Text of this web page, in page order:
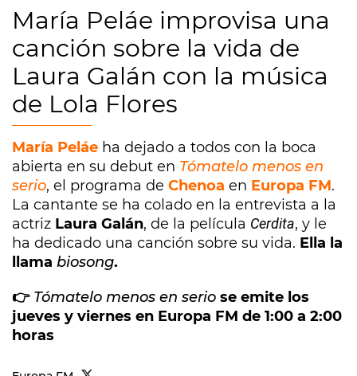
María Peláe improvisa una
canción sobre la vida de
Laura Galán con la música
de Lola Flores
María Peláe ha dejado a todos con la boca
abierta en su debut en Tómatelo menos en
serio, el programa de Chenoa en Europa FM.
La cantante se ha colado en la entrevista a la
actriz Laura Galán, de la película Cerdita, y le
ha dedicado una canción sobre su vida. Ella la
llama biosong.
👉 Tómatelo menos en serio se emite los
jueves y viernes en Europa FM de 1:00 a 2:00
horas